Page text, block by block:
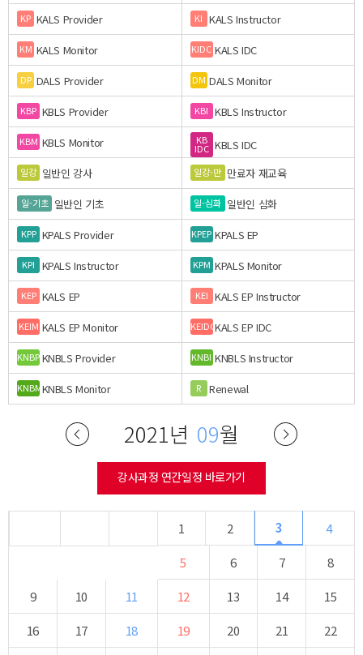
KP KALS Provider KI KALS Instructor
KM KALS Monitor KIDC KALS IDC
DP DALS Provider DM DALS Monitor
KBP KBLS Provider KBI KBLS Instructor
KBM KBLS Monitor KB
IDC KBLS IDC
일강 일반인 강사 일강-만 만료자 재교육
일-기초 일반인 기초 일-심화 일반인 심화
KPP KPALS Provider KPEP KPALS EP
KPI KPALS Instructor KPM KPALS Monitor
KEP KALS EP KEI KALS EP Instructor
KEIM KALS EP Monitor KEIDCKALS EP IDC
KNBPKNBLS Provider KNBI KNBLS Instructor
KNBMKNBLS Monitor R Renewal
2021년 09월
강사과정 연간일정 바로가기
1 2 3
4
5
6 7
8
9
10 11 12 13 14
15
16
17 18 19 20 21
22